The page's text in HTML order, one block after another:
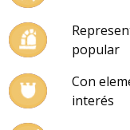
popular
Con
interés